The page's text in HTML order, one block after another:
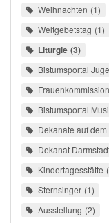
Weihnachten 1
Weltgebetstag 1
Liturgie 3
Bistumsportal
Frauenkommission
Bistumsportal
Dekanate auf
Dekanat
Kindertagesstätte
Sternsinger 1
Ausstellung 2